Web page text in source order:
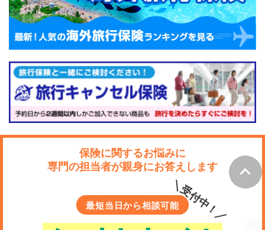
保険に関するお悩みに
専門の担当者が親身にお答えします
最短当日から相談可能＼受付中！／
×